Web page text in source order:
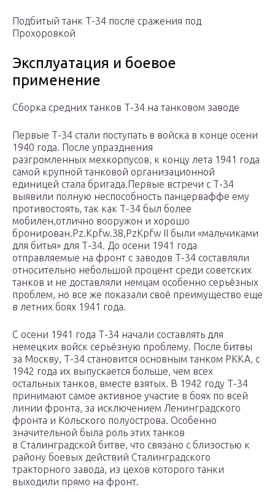
Подбитый танк Т-34 после сражения под
Прохоровкой
Эксплуатация и боевое
применение
Сборка средних танков Т-34 на танковом заводе
Первые Т-34 стали поступать в войска в конце осени
1940 года. После упразднения
разгромленных мехкорпусов, к концу лета 1941 года
самой крупной танковой организационной
единицей стала бригада.Первые встречи с Т-34
выявили полную неспособность панцерваффе ему
противостоять, так как Т-34 был более
мобилен,отлично вооружон и хорошо
бронирован.Pz.Kpfw.38,PzKpfw II были «мальчиками
для битья» для Т-34. До осени 1941 года
отправляемые на фронт с заводов Т-34 составляли
относительно небольшой процент среди советских
танков и не доставляли немцам особенно серьёзных
проблем, но все же показали своё преимущество еще
в летних боях 1941 года.
С осени 1941 года Т-34 начали составлять для
немецких войск серьёзную проблему. После битвы
за Москву, Т-34 становится основным танком РККА, с
1942 года их выпускается больше, чем всех
остальных танков, вместе взятых. В 1942 году Т-34
принимают самое активное участие в боях по всей
линии фронта, за исключением Ленинградского
фронта и Кольского полуострова. Особенно
значительной была роль этих танков
в Сталинградской битве, что связано с близостью к
району боевых действий Сталинградского
тракторного завода, из цехов которого танки
выходили прямо на фронт.